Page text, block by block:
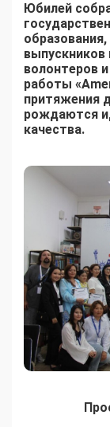
Юбилей
волонтеров
работы
притяжения
рождаются
качества.